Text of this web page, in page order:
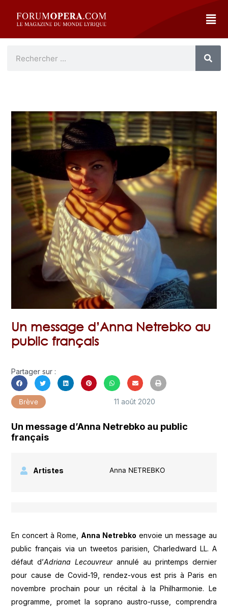
Un message d’Anna Netrebko au
public français
Partager sur :
Brève 11 août 2020
Un message d’Anna Netrebko au public
français
Artistes Anna NETREBKO
En concert à Rome, Anna Netrebko envoie un message au
public français via un tweetos parisien, Charledward LL. A
défaut d’Adriana Lecouvreurannulé au printemps dernier
pour cause de Covid-19, rendez-vous est pris à Paris en
novembre prochain pour un récital à la Philharmonie. Le
programme, promet la soprano austro-russe, comprendra